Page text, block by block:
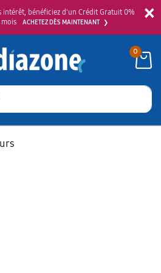
×
intérêt, bénéficiez d'un Crédit Gratuit 0%
ACHETEZ DÈS MAINTENANT
0